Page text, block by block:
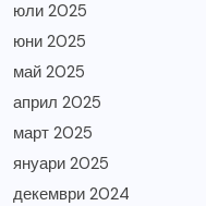
юли 2025
юни 2025
май 2025
април 2025
март 2025
януари 2025
декември 2024